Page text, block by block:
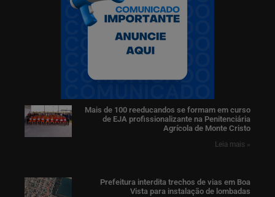
Mais de 100 reeducandos se formam em curso
de EJA profissionalizante na Penitenciária
Agrícola de Monte Cristo
Leia mais »
Prefeitura interdita trechos de vias em Boa
Vista para instalação de lombadas